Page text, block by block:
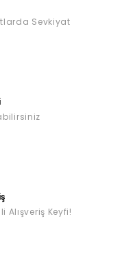
Sevkiyat
Alışveriş Keyfi!